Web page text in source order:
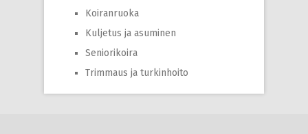
Koiranruoka
Kuljetus ja asuminen
Seniorikoira
Trimmaus ja turkinhoito